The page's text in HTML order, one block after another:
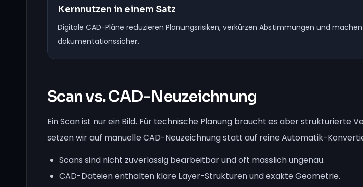
Kernnutzen in einem Satz
Digitale CAD-Pläne reduzieren Planungsrisiken, verkürzen Abstimmungen und
dokumentationssicher.
Scan vs. CAD-Neuzeichnung
Ein Scan ist nur ein Bild. Für technische Planung braucht es aber strukturierte
setzen wir auf manuelle CAD-Neuzeichnung statt auf reine Automatik-
Scans sind nicht zuverlässig bearbeitbar und oft masslich ungenau.
CAD-Dateien enthalten klare Layer-Strukturen und exakte Geometrie.